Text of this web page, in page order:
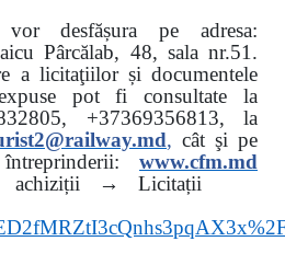
desfășura pe adresa:
Pârcălab, 48, sala nr.51.
a licitaţiilor și documentele
pot fi consultate la
+37369356813, la
, cât şi pe
www.cfm.md
achiziții → Licitații